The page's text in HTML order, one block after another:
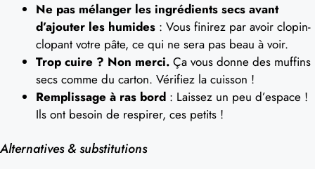
Ne pas mélanger les ingrédients secs avant
d’ajouter les humides : Vous finirez par avoir clopin-
clopant votre pâte, ce qui ne sera pas beau à voir.
Trop cuire ? Non merci. Ça vous donne des muffins
secs comme du carton. Vérifiez la cuisson !
Remplissage à ras bord : Laissez un peu d’espace !
Ils ont besoin de respirer, ces petits !
Alternatives & substitutions